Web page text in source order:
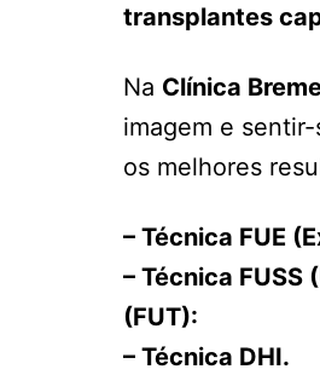
transplantes
Na Clínica
imagem e
os melhores
– Técnica FUE
– Técnica
(FUT):
– Técnica DHI.